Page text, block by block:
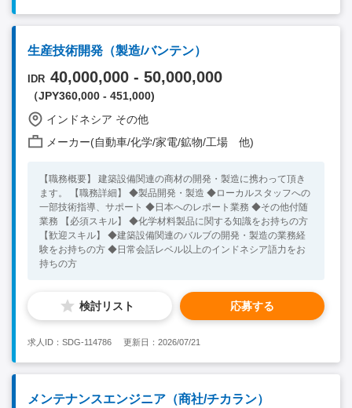
生産技術開発（製造/バンテン）
IDR 40,000,000 - 50,000,000
（JPY360,000 - 451,000)
インドネシア その他
メーカー(自動車/化学/家電/鉱物/工場 他)
【職務概要】 建築設備関連の商材の開発・製造に携わって頂き
ます。 【職務詳細】 ◆製品開発・製造 ◆ローカルスタッフへの
一部技術指導、サポート ◆日本へのレポート業務 ◆その他付随
業務 【必須スキル】 ◆化学材料製品に関する知識をお持ちの方
【歓迎スキル】 ◆建築設備関連のバルブの開発・製造の業務経
験をお持ちの方 ◆日常会話レベル以上のインドネシア語力をお
持ちの方
検討リスト 応募する
求人ID：SDG-114786 更新日：2026/07/21
メンテナンスエンジニア（商社/チカラン）